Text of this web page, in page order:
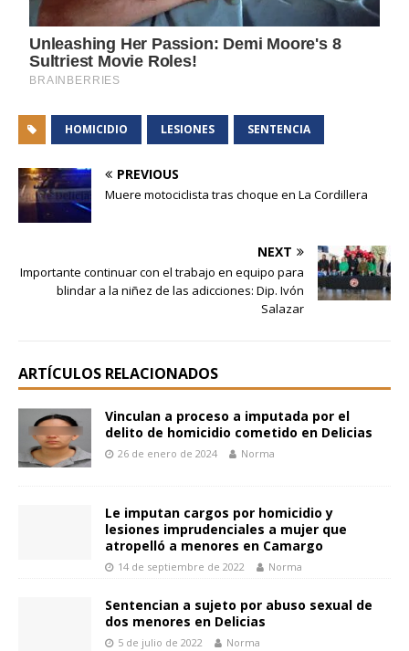
HOMICIDIO LESIONES SENTENCIA
PREVIOUS
Muere motociclista tras choque en La Cordillera
NEXT
Importante continuar con el trabajo en equipo para
blindar a la niñez de las adicciones: Dip. Ivón
Salazar
ARTÍCULOS RELACIONADOS
Vinculan a proceso a imputada por el
delito de homicidio cometido en Delicias
26 de enero de 2024 Norma
Le imputan cargos por homicidio y
lesiones imprudenciales a mujer que
atropelló a menores en Camargo
14 de septiembre de 2022 Norma
Sentencian a sujeto por abuso sexual de
dos menores en Delicias
5 de julio de 2022 Norma